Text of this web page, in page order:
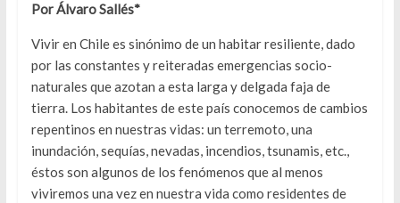
Por Álvaro Sallés*
Vivir en Chile es sinónimo de un habitar resiliente, dado
por las constantes y reiteradas emergencias socio-
naturales que azotan a esta larga y delgada faja de
tierra. Los habitantes de este país conocemos de cambios
repentinos en nuestras vidas: un terremoto, una
inundación, sequías, nevadas, incendios, tsunamis, etc.,
éstos son algunos de los fenómenos que al menos
viviremos una vez en nuestra vida como residentes de